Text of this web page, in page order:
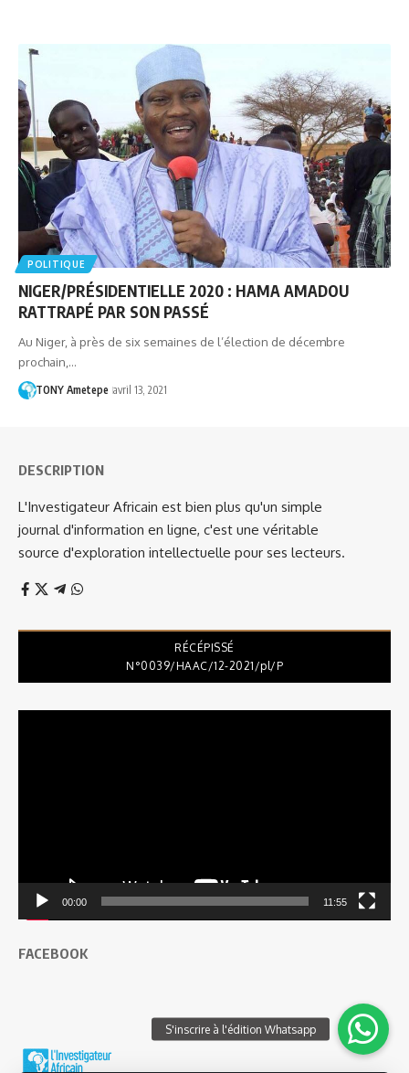
POLITIQUE
NIGER/PRÉSIDENTIELLE 2020 : HAMA AMADOU
RATTRAPÉ PAR SON PASSÉ
Au Niger, à près de six semaines de l’élection de décembre
prochain,…
TONY Ametepe avril 13, 2021
DESCRIPTION
L'Investigateur Africain est bien plus qu'un simple
journal d'information en ligne, c'est une véritable
source d'exploration intellectuelle pour ses lecteurs.
RÉCÉPISSÉ
N°0039/HAAC/12-2021/pl/P
00:00 11:55
FACEBOOK